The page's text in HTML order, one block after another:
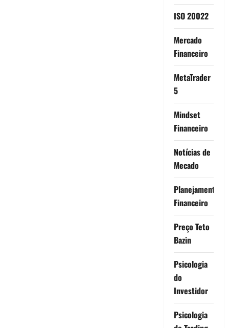
ISO 20022
Mercado
Financeiro
MetaTrader
5
Mindset
Financeiro
Notícias de
Mecado
Planejamento
Financeiro
Preço Teto
Bazin
Psicologia
do
Investidor
Psicologia